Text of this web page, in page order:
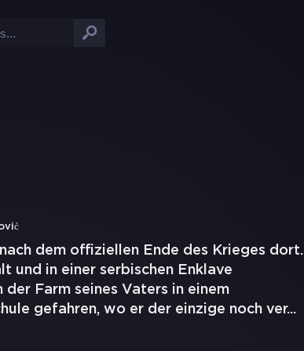
dem offiziellen Ende des Krieges dort.
und in einer serbischen Enklave
Farm seines Vaters in einem
gefahren, wo er der einzige noch ver...